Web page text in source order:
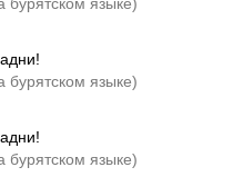
языке)
языке)